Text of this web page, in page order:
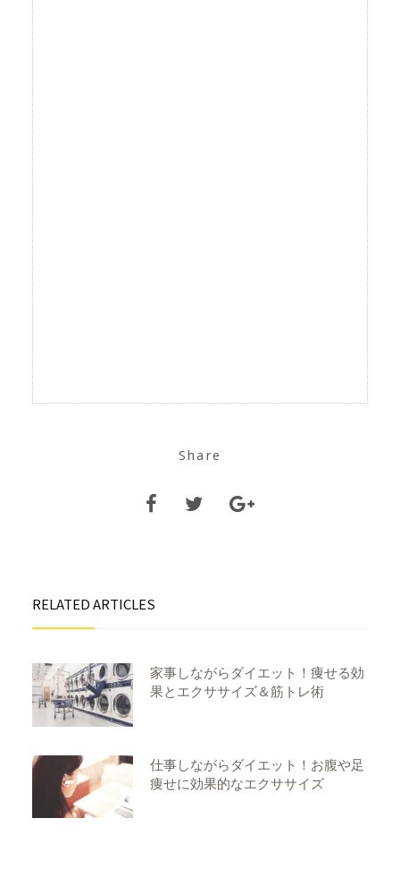
Share
RELATED ARTICLES
家事しながらダイエット！痩せる効
果とエクササイズ＆筋トレ術
仕事しながらダイエット！お腹や足
痩せに効果的なエクササイズ